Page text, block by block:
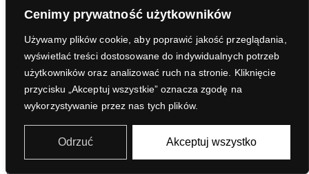
Cenimy prywatność użytkowników
Używamy plików cookie, aby poprawić jakość przeglądania,
wyświetlać treści dostosowane do indywidualnych potrzeb
użytkowników oraz analizować ruch na stronie. Kliknięcie
przycisku „Akceptuj wszystkie” oznacza zgodę na
wykorzystywanie przez nas tych plików.
Odrzuć Akceptuj wszystko
Weronika Rochacka Gagliardi
Przejdź